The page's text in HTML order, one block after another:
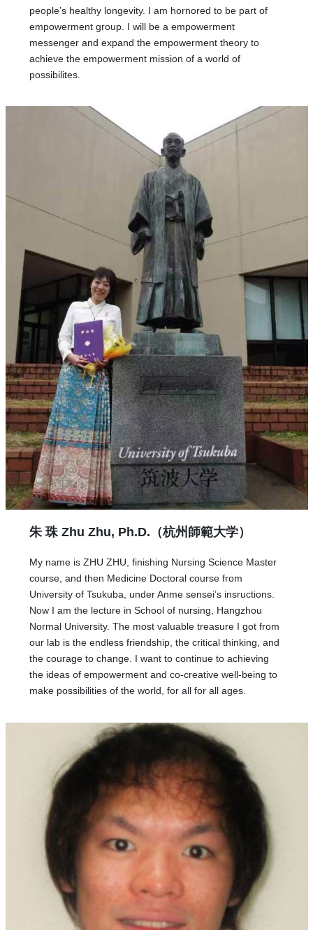
people’s healthy longevity. I am hornored to be part of
empowerment group. I will be a empowerment
messenger and expand the empowerment theory to
achieve the empowerment mission of a world of
possibilites.
朱 珠 Zhu Zhu, Ph.D. （杭州師範大学）
My name is ZHU ZHU, finishing Nursing Science Master
course, and then Medicine Doctoral course from
University of Tsukuba, under Anme sensei’s insructions.
Now I am the lecture in School of nursing, Hangzhou
Normal University. The most valuable treasure I got from
our lab is the endless friendship, the critical thinking, and
the courage to change. I want to continue to achieving
the ideas of empowerment and co-creative well-being to
make possibilities of the world, for all for all ages.